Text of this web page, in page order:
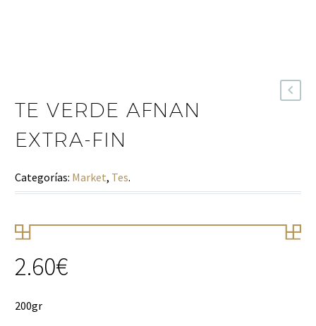
TE VERDE AFNAN
EXTRA-FIN
Categorías: Market, Tes.
2.60€
200gr